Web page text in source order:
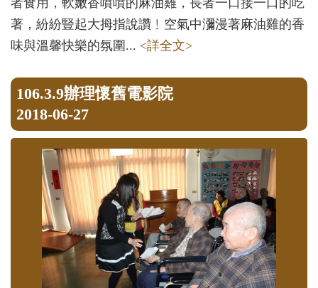
著，紛紛豎起大拇指說讚﹗空氣中瀰漫著麻油雞的香
味與溫馨快樂的氛圍... <詳全文>
106.3.9辦理懷舊電影院
2018-06-27